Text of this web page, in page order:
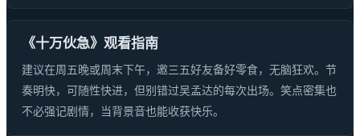
《十万伙急》观看指南
建议在周五晚或周末下午，邀三五好友备好零食，无脑狂欢。节
奏明快，可随性快进，但别错过吴孟达的每次出场。笑点密集也
不必强记剧情，当背景音也能收获快乐。